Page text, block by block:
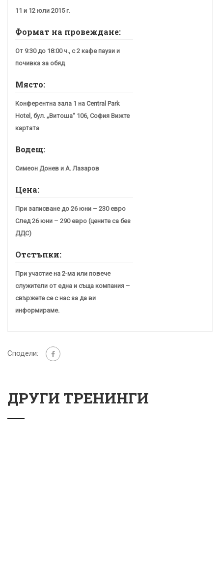
11 и 12 юли 2015 г.
Формат на провеждане:
От 9:30 до 18:00 ч., с 2 кафе паузи и
почивка за обяд
Място:
Конферентна зала 1 на Central Park
Hotel, бул. „Витоша“ 106, София Вижте
картата
Водещ:
Симеон Донев и А. Лазаров
Цена:
При записване до 26 юни – 230 евро
След 26 юни – 290 евро (цените са без
ДДС)
Отстъпки:
При участие на 2-ма или повече
служители от една и съща компания –
свържете се с нас за да ви
информираме.
Сподели:
ДРУГИ ТРЕНИНГИ